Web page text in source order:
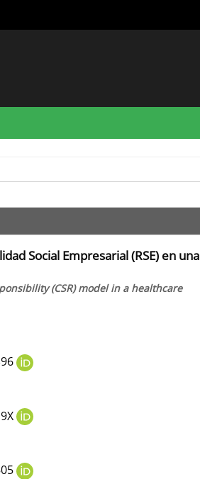
Social Empresarial (RSE) en una
(CSR) model in a healthcare